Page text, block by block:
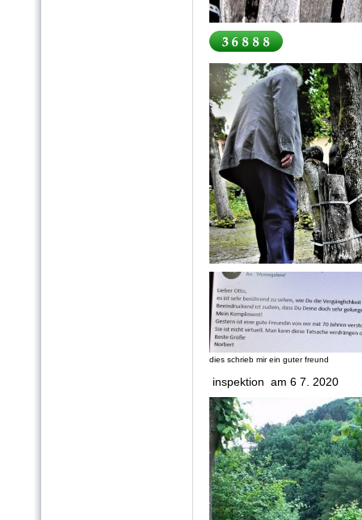
dies schrieb mir ein guter freund
inspektion am 6 7. 2020